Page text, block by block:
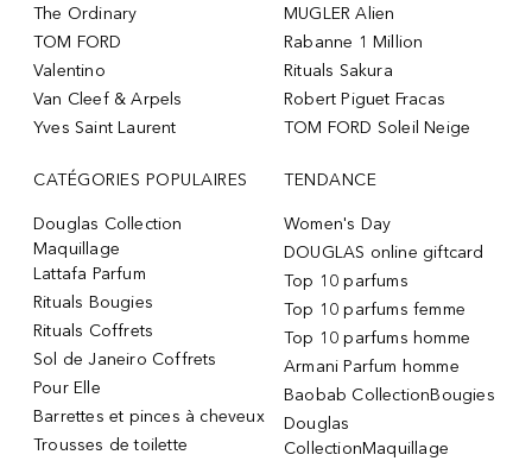
The Ordinary
TOM FORD
Valentino
Van Cleef & Arpels
Yves Saint Laurent
MUGLER Alien
Rabanne 1 Million
Rituals Sakura
Robert Piguet Fracas
TOM FORD Soleil Neige
CATÉGORIES POPULAIRES
Douglas Collection
Maquillage
Lattafa Parfum
Rituals Bougies
Rituals Coffrets
Sol de Janeiro Coffrets
Pour Elle
Barrettes et pinces à cheveux
Trousses de toilette
TENDANCE
Women's Day
DOUGLAS online giftcard
Top 10 parfums
Top 10 parfums femme
Top 10 parfums homme
Armani Parfum homme
Baobab CollectionBougies
Douglas
CollectionMaquillage